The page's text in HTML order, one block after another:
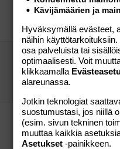
Mese yhteisöst
0
RockAngeli
tervetuloo
ystävii/seuraa=)
rockers Perhe-elämä
MESE
tuhkimo27
Perhe-
3
himpsu
Kävijämäärien ja
Hyväksymällä evästeet,
näihin
osa palveluista tai
optimaalisesti. Voit
klikkaamalla
alareunassa.
Jotkin teknologiat
suostumustasi, jos niillä
(esim. sivun tekninen
muuttaa kaikkia
Asetukset -painikkeen.